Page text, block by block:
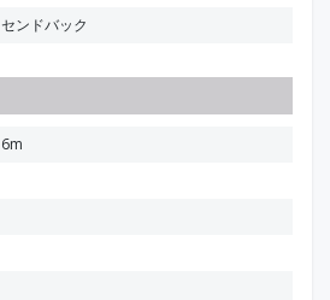
センドバック
6m